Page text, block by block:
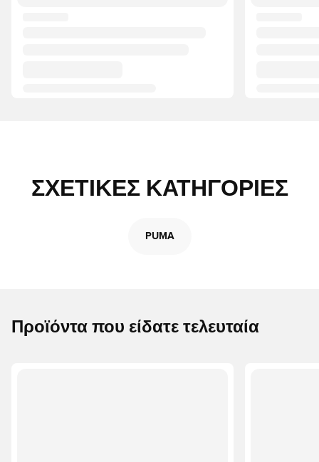
ΣΧΕΤΙΚΈΣ ΚΑΤΗΓΟΡΊΕΣ
PUMA
Προϊόντα που είδατε τελευταία